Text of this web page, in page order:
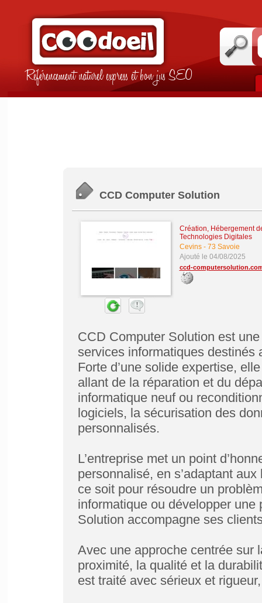
Référencement naturel express et bon jus SEO
CCD Computer Solution
Création, Hébergement
Technologies Digitales
Cevins- 73 Savoie
Ajouté le 04/08/2025
ccd-
CCD Computer Solution est
services informatiques destinés
Forte d’une solide expertise,
allant de la réparation et du
informatique neuf ou
logiciels, la sécurisation des
personnalisés.
L’entreprise met un point
personnalisé, en s’adaptant
ce soit pour résoudre un
informatique ou développer
Solution accompagne ses
Avec une approche centrée sur
proximité, la qualité et la
est traité avec sérieux et